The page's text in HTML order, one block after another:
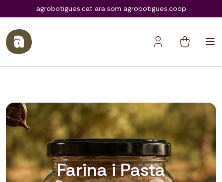
agrobotigues.coop
agrobotigues.cat ara som agrobotigues.coop
Farina i Pasta